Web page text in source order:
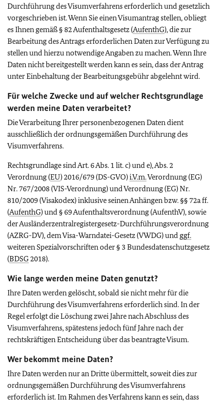
Durchführung des Visumverfahrens erforderlich und gesetzlich
vorgeschrieben ist. Wenn Sie einen Visumantrag stellen, obliegt
es Ihnen gemäß § 82 Aufenthaltsgesetz (AufenthG), die zur
Bearbeitung des Antrags erforderlichen Daten zur Verfügung zu
stellen und hierzu notwendige Angaben zu machen. Wenn Ihre
Daten nicht bereitgestellt werden kann es sein, dass der Antrag
unter Einbehaltung der Bearbeitungsgebühr abgelehnt wird.
Für welche Zwecke und auf welcher Rechtsgrundlage
werden meine Daten verarbeitet?
Die Verarbeitung Ihrer personenbezogenen Daten dient
ausschließlich der ordnungsgemäßen Durchführung des
Visumverfahrens.
Rechtsgrundlage sind Art. 6 Abs. 1 lit. c) und e), Abs. 2
Verordnung (EU) 2016/679 (DS-GVO)i.V.m.Verordnung (EG)
Nr. 767/2008 (VIS-Verordnung) und Verordnung (EG) Nr.
810/2009 (Visakodex) inklusive seinen Anhängen bzw. §§ 72a ff.
(AufenthG) und § 69 Aufenthaltsverordnung (AufenthV), sowie
der Ausländerzentralregistergesetz-Durchführungsverordnung
(AZRG-DV), dem Visa-Warndatei-Gesetz (VWDG) und ggf.
weiteren Spezialvorschriften oder § 3 Bundesdatenschutzgesetz
(BDSG 2018).
Wie lange werden meine Daten genutzt?
Ihre Daten werden gelöscht, sobald sie nicht mehr für die
Durchführung des Visumverfahrens erforderlich sind. In der
Regel erfolgt die Löschung zwei Jahre nach Abschluss des
Visumverfahrens, spätestens jedoch fünf Jahre nach der
rechtskräftigen Entscheidung über das beantragte Visum.
Wer bekommt meine Daten?
Ihre Daten werden nur an Dritte übermittelt, soweit dies zur
ordnungsgemäßen Durchführung des Visumverfahrens
erforderlich ist. Im Rahmen des Verfahrens kann es sein, dass